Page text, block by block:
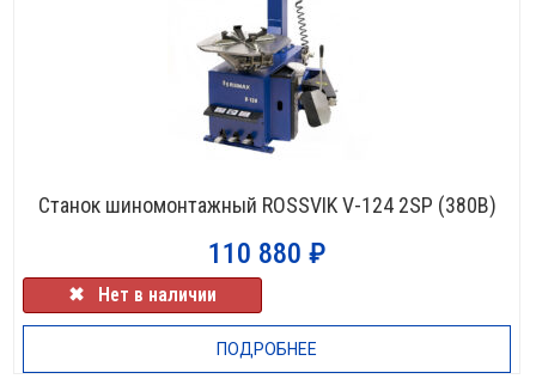
Станок шиномонтажный ROSSVIK V-124 2SP (380В)
110 880 ₽
✖⠀Нет в наличии
ПОДРОБНЕЕ